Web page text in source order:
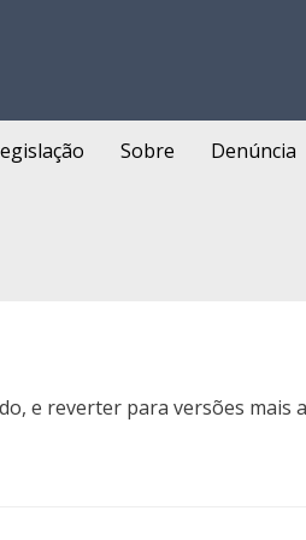
Sobre Denúncia
e reverter para versões mais